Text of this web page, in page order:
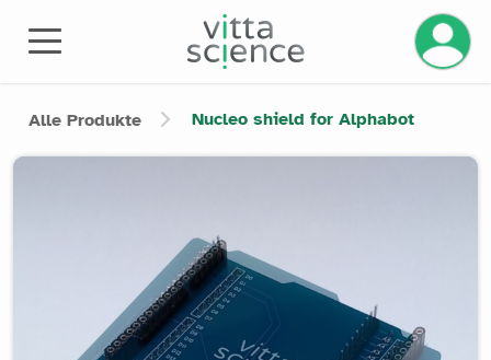
Ihr
Alle Produkte Nucleo shield for Alphabot
Product image slider